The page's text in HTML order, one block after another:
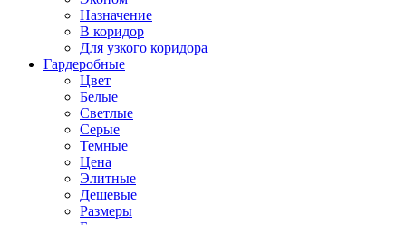
Назначение
В коридор
Для узкого коридора
Гардеробные
Цвет
Белые
Светлые
Серые
Темные
Цена
Элитные
Дешевые
Размеры